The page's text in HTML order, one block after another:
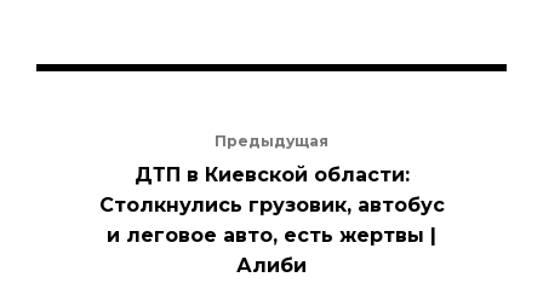
Предыдущая
ДТП в Киевской области:
Столкнулись грузовик, автобус
и леговое авто, есть жертвы |
Алиби